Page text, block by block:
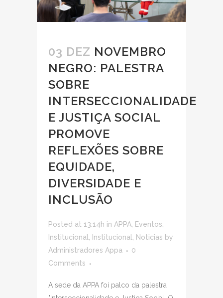
03 DEZ NOVEMBRO
NEGRO: PALESTRA
SOBRE
INTERSECCIONALIDADE
E JUSTIÇA SOCIAL
PROMOVE
REFLEXÕES SOBRE
EQUIDADE,
DIVERSIDADE E
INCLUSÃO
Posted at 13:14h in APPA, Eventos,
Institucional, Institucional, Noticias by
Administradores Appa
0
Comments
A sede da APPA foi palco da palestra